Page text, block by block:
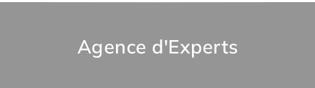
Agence d'Experts